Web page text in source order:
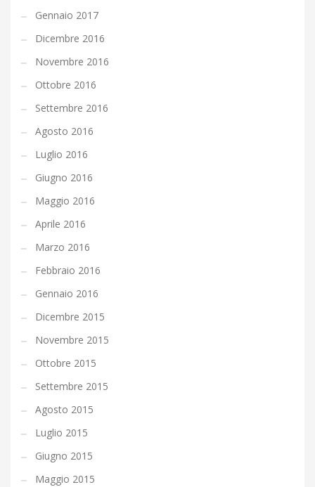
Gennaio 2017
Dicembre 2016
Novembre 2016
Ottobre 2016
Settembre 2016
Agosto 2016
Luglio 2016
Giugno 2016
Maggio 2016
Aprile 2016
Marzo 2016
Febbraio 2016
Gennaio 2016
Dicembre 2015
Novembre 2015
Ottobre 2015
Settembre 2015
Agosto 2015
Luglio 2015
Giugno 2015
Maggio 2015